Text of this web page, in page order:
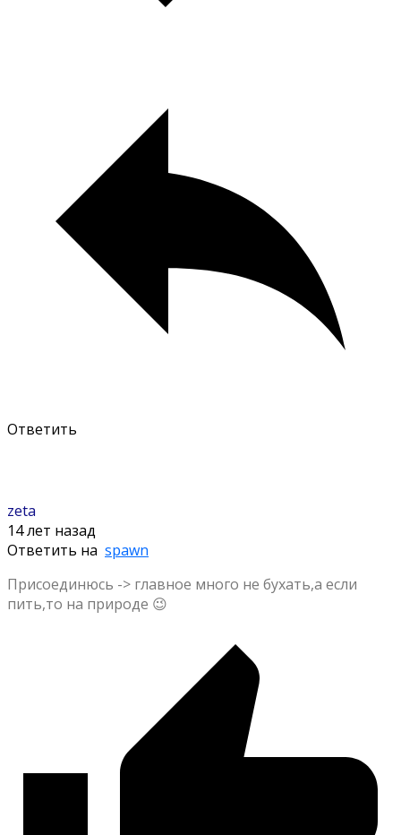
Ответить
zeta
14 лет назад
Ответить на spawn
Присоединюсь -> главное много не бухать,а если
пить,то на природе 😉